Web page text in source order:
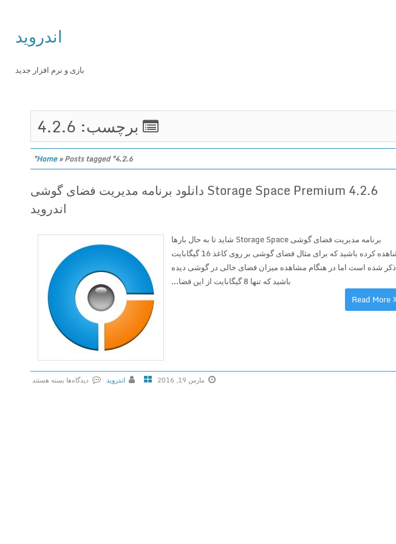
اندروید
بازی و نرم افزار جدید
برچسب: 4.2.6
Home»Posts tagged "4.2.6"
Storage Space Premium 4.2.6 دانلود برنامه مدیریت فضای گوشی
اندروید
برنامه مدیریت فضای گوشی Storage Space شاید تا به حال بارها
مشاهده کرده باشید که برای مثال فضای گوشی بر روی کاغذ 16 گیگابایت
ذکر شده است اما در هنگام مشاهده میزان فضای خالی در گوشی دیده
باشید که تنها 8 گیگابایت از این فضا...
Read More
مارس 19, 2016 اندروید
دیدگاه‌ها بسته هستند